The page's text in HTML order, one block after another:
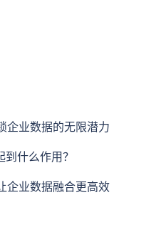
企业数据的无限潜力
什么作用？
企业数据融合更高效